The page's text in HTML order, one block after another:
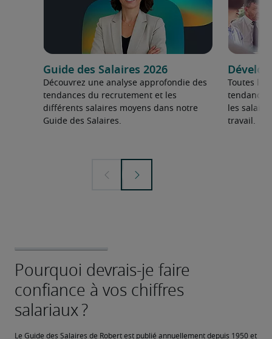
Guide des Salaires 2026
Découvrez une analyse approfondie des
tendances du recrutement et les
différents salaires moyens dans notre
Guide des Salaires.
Toutes
les
travail.
Le Guide des Salaires de Robert est publié annuellement depuis 1950 et